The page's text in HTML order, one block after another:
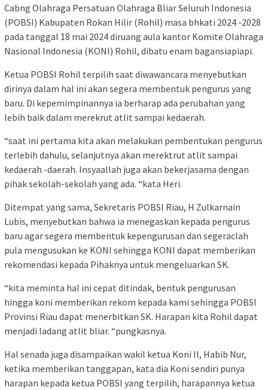
Cabng Olahraga Persatuan Olahraga Bliar Seluruh Indonesia
(POBSI) Kabupaten Rokan Hilir (Rohil) masa bhkati 2024 -2028
pada tanggal 18 mai 2024 diruang aula kantor Komite Olahraga
Nasional Indonesia (KONI) Rohil, dibatu enam bagansiapiapi.
Ketua POBSI Rohil terpilih saat diwawancara menyebutkan
dirinya dalam hal ini akan segera membentuk pengurus yang
baru. Di kepemimpinannya ia berharap ada perubahan yang
lebih baik dalam merekrut atlit sampai kedaerah.
“saat ini pertama kita akan melakukan pembentukan pengurus
terlebih dahulu, selanjutnya akan merektrut atlit sampai
kedaerah -daerah. Insyaallah juga akan bekerjasama dengan
pihak sekolah-sekolah yang ada. “kata Heri.
Ditempat yang sama, Sekretaris POBSI Riau, H Zulkarnain
Lubis, menyebutkan bahwa ia menegaskan kepada pengurus
baru agar segera membentuk kepengurusan dan segeraclah
pula mengusukan ke KONI sehingga KONI dapat memberikan
rekomendasi kepada Pihaknya untuk mengeluarkan SK.
“kita meminta hal ini cepat ditindak, bentuk pengurusan
hingga koni memberikan rekom kepada kami sehingga POBSI
Provinsi Riau dapat menerbitkan SK. Harapan kita Rohil dapat
menjadi ladang atlit bliar. “pungkasnya.
Hal senada juga disampaikan wakil ketua Koni II, Habib Nur,
ketika memberikan tanggapan, kata dia Koni sendiri punya
harapan kepada ketua POBSI yang terpilih, harapannya ketua